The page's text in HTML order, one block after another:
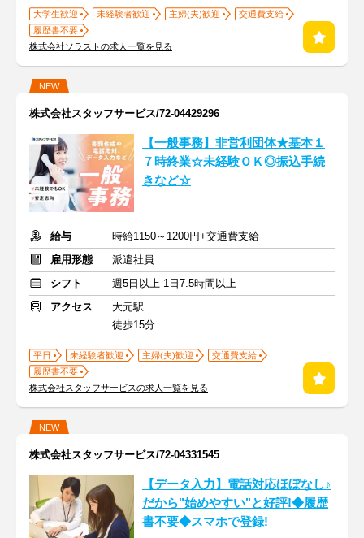
大学生歓迎 未経験者歓迎 主婦(夫)歓迎
交通費支給
履歴書不要
株式会社ソラストの求人一覧を見る
NEW
株式会社スタッフサービス/72-04429296
【一般事務】非営利団体★基本１
７時終業☆未経験ＯＫ◎振込手続
きなど☆
給与
時給1150～1200円+交通費支給
雇用形態
派遣社員
シフト
週5日以上 1日7.5時間以上
アクセス
大元駅
徒歩15分
平日 未経験者歓迎 主婦(夫)歓迎
交通費支給
履歴書不要
株式会社スタッフサービスの求人一覧を見る
NEW
株式会社スタッフサービス/72-04331545
【データ入力】電話対応ほぼなし♪
だから"始めやすい"と好評!◆履歴
書不要◆スマホで登録!